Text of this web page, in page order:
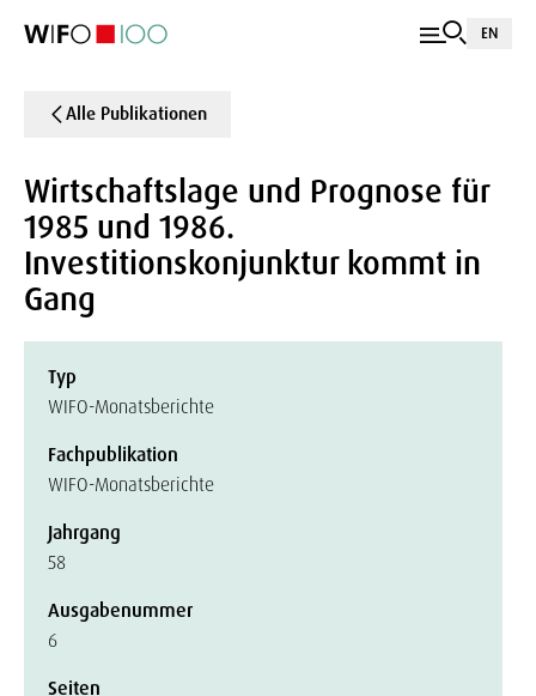
EN
Alle Publikationen
Wirtschaftslage und Prognose für
1985 und 1986.
Investitionskonjunktur kommt in
Gang
Typ
WIFO-Monatsberichte
Fachpublikation
WIFO-Monatsberichte
Jahrgang
58
Ausgabenummer
6
Seiten